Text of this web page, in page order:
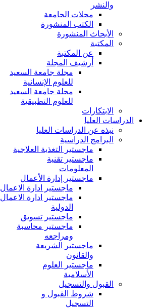
والنشر
مجلات الجامعة
الكتب المنشورة
الأبحاث المنشورة
المكتبة
عن المكتبة
أرشيف المجلة
مجلة جامعة السعيد
للعلوم الإنسانية
مجلة جامعة السعيد
للعلوم التطبيقية
الابتكارات
الدراسات العليا
نبذه عن الدراسات العليا
البرامج الدراسية
ماجستير التغذية العلاجية
ماجستير تقنية
المعلومات
ماجستير إدارة الأعمال
ماجستير ادارة الاعمال
ماجستير ادارة الاعمال
الدولية
ماجستير تسويق
ماجستير محاسبة
ومراجعه
ماجستير الشريعة
والقانون
ماجستير العلوم
الأسلامية
القبول والتسجيل
شروط القبول و
التسجيل